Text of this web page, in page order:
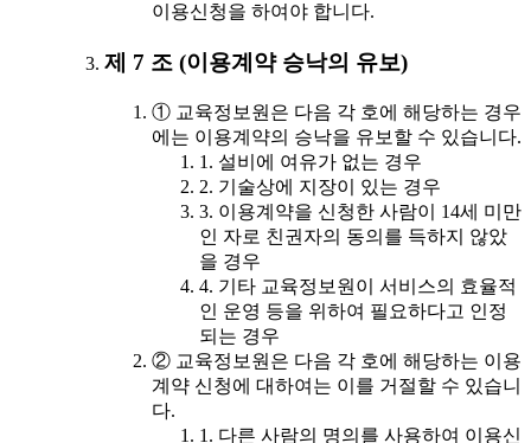
이용신청을 하여야 합니다.
제 7 조 (이용계약 승낙의 유보)
① 교육정보원은 다음 각 호에 해당하는 경우
에는 이용계약의 승낙을 유보할 수 있습니다.
1. 설비에 여유가 없는 경우
2. 기술상에 지장이 있는 경우
3. 이용계약을 신청한 사람이 14세 미만
인 자로 친권자의 동의를 득하지 않았
을 경우
4. 기타 교육정보원이 서비스의 효율적
인 운영 등을 위하여 필요하다고 인정
되는 경우
② 교육정보원은 다음 각 호에 해당하는 이용
계약 신청에 대하여는 이를 거절할 수 있습니
다.
1. 다른 사람의 명의를 사용하여 이용신